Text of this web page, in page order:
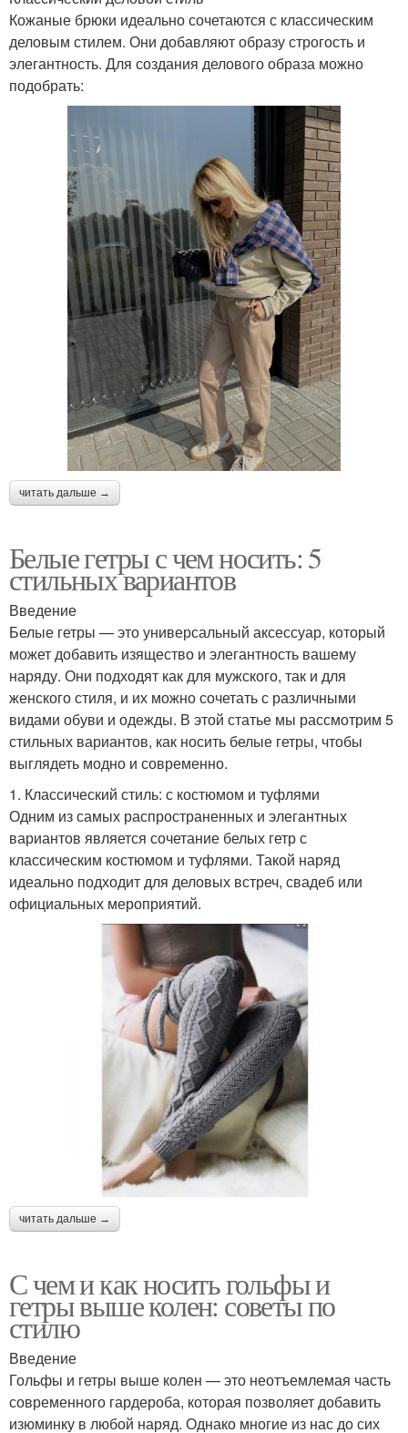
Кожаные брюки идеально сочетаются с классическим
деловым стилем. Они добавляют образу строгость и
элегантность. Для создания делового образа можно
подобрать:
читать дальше →
Белые гетры с чем носить: 5
стильных вариантов
Введение
Белые гетры — это универсальный аксессуар, который
может добавить изящество и элегантность вашему
наряду. Они подходят как для мужского, так и для
женского стиля, и их можно сочетать с различными
видами обуви и одежды. В этой статье мы рассмотрим 5
стильных вариантов, как носить белые гетры, чтобы
выглядеть модно и современно.
1. Классический стиль: с костюмом и туфлями
Одним из самых распространенных и элегантных
вариантов является сочетание белых гетр с
классическим костюмом и туфлями. Такой наряд
идеально подходит для деловых встреч, свадеб или
официальных мероприятий.
читать дальше →
С чем и как носить гольфы и
гетры выше колен: советы по
стилю
Введение
Гольфы и гетры выше колен — это неотъемлемая часть
современного гардероба, которая позволяет добавить
изюминку в любой наряд. Однако многие из нас до сих